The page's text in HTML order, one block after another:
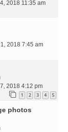
2018 11:35 am
2018 7:45 am
2018 4:12 pm
1 2 3 4 5
photos